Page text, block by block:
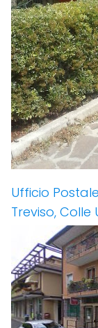
Ufficio
Treviso,